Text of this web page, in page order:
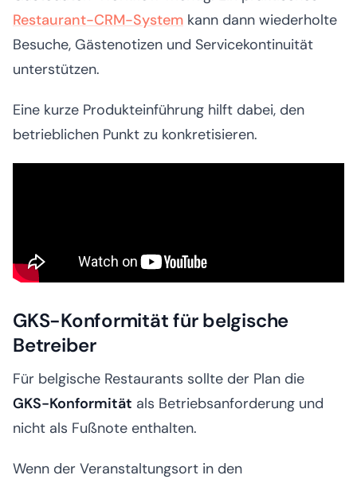
Restaurant-CRM-System kann dann wiederholte
Besuche, Gästenotizen und Servicekontinuität
unterstützen.
Eine kurze Produkteinführung hilft dabei, den
betrieblichen Punkt zu konkretisieren.
GKS-Konformität für belgische
Betreiber
Für belgische Restaurants sollte der Plan die
GKS-Konformität als Betriebsanforderung und
nicht als Fußnote enthalten.
Wenn der Veranstaltungsort in den